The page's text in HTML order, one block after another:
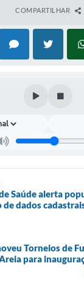
COMPARTILHAR
Saúde alerta
de dados
Torneios de
para